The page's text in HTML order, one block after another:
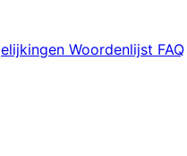
Woordenlijst FAQ